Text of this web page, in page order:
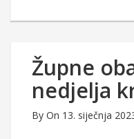
Župne
nedjelja
By On 13. siječnja